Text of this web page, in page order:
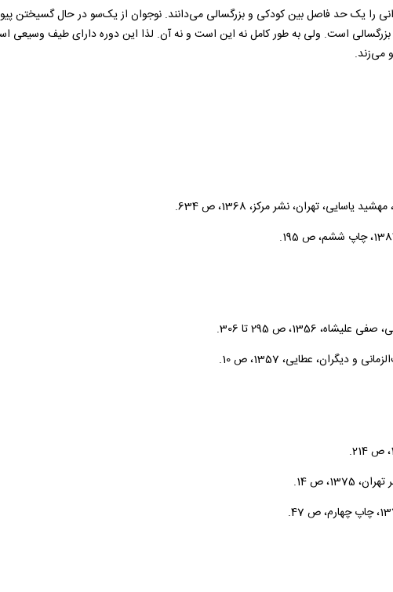
را یک حد فاصل بین کودکی و بزرگسالی می‌دانند. نوجوان از یک‌سو در حال گسیختن
بزرگسالی است. ولی به طور کامل نه این است و نه آن. لذا این دوره دارای طیف وسیعی
می‌زند.